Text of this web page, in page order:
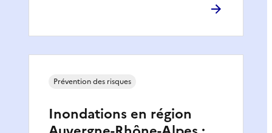
Inondations en région
Prévention des risques